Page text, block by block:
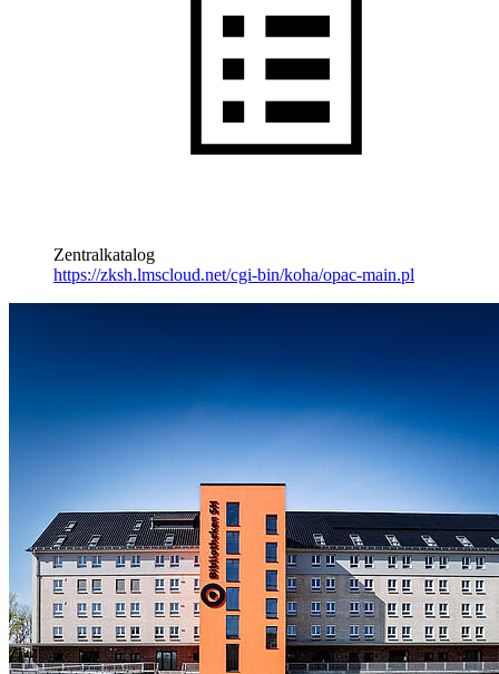
Zentralkatalog
https://zksh.lmscloud.net/cgi-bin/koha/opac-main.pl